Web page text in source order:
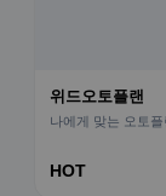
위드오토플랜
나에게 맞는 오토플
HOT